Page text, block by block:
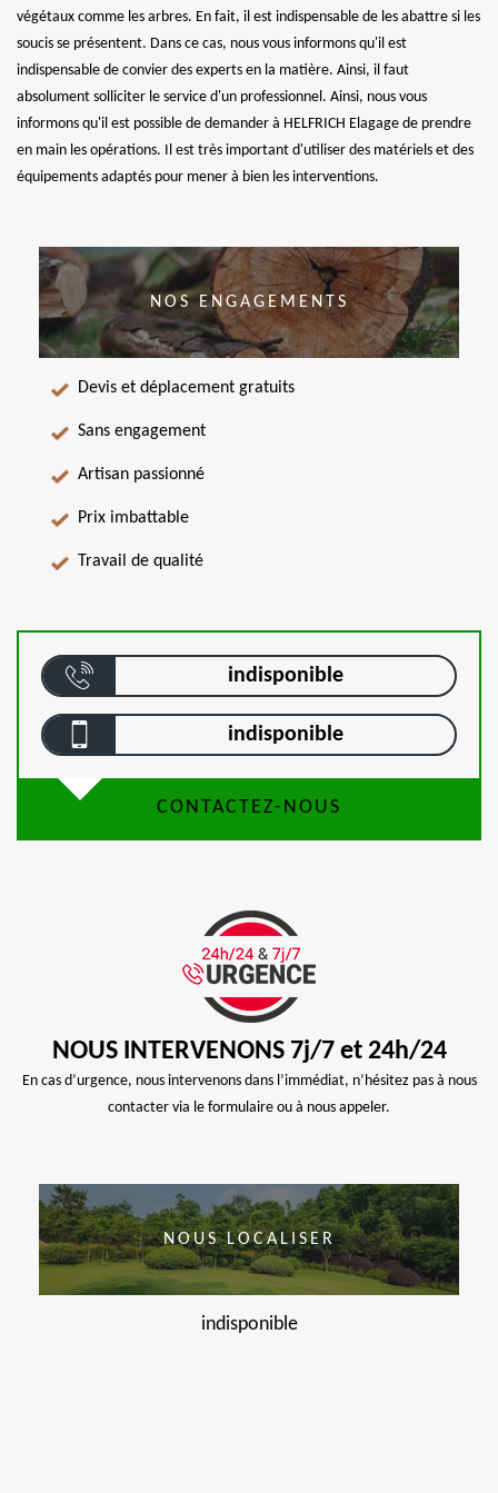
végétaux comme les arbres. En fait, il est indispensable de les abattre si les
soucis se présentent. Dans ce cas, nous vous informons qu'il est
indispensable de convier des experts en la matière. Ainsi, il faut
absolument solliciter le service d'un professionnel. Ainsi, nous vous
informons qu'il est possible de demander à HELFRICH Elagage de prendre
en main les opérations. Il est très important d'utiliser des matériels et des
équipements adaptés pour mener à bien les interventions.
NOS ENGAGEMENTS
Devis et déplacement gratuits
Sans engagement
Artisan passionné
Prix imbattable
Travail de qualité
indisponible
indisponible
CONTACTEZ-NOUS
NOUS INTERVENONS 7j/7 et 24h/24
En cas d’urgence, nous intervenons dans l’immédiat, n’hésitez pas à nous
contacter via le formulaire ou à nous appeler.
NOUS LOCALISER
indisponible